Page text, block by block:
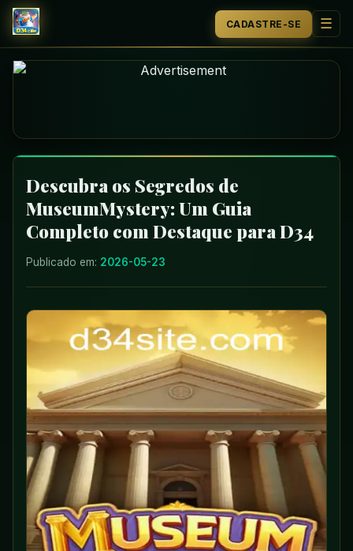
INÍCIO
BLACKJACK
CAÇA-NÍQUEIS
CAÇA-NÍQUEIS
MANCHETES DE HOJE
CADASTRE-SE ☰
Descubra os Segredos de
MuseumMystery: Um Guia
Completo com Destaque para D34
Publicado em: 2026-05-23